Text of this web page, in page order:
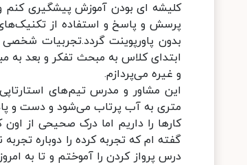
کلیشه ای بودن آموزش پیشگیری کنم
پرسش و پاسخ و استفاده از
بدون پاورپوینت گردد.تجربیات
ابتدای کلاس به مبحث تفکر و بعد به
و غیره می‌پردازم.
این مشاور و مدرس تیم‌های
متری به آب پرتاب می‌شود و دست و
کارها را داریم اما درک صحیحی از
گفته ام که تجربه کرده را دوباره
درس پرواز کردن را آموختم و تا به